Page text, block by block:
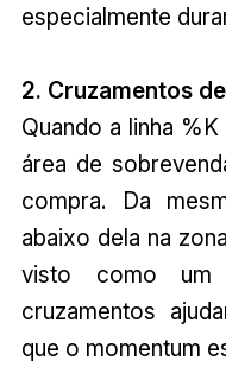
especialmente
2. Cruzamentos
Quando a linha
área de
compra. Da
abaixo dela na
visto como um
cruzamentos
que o momentum